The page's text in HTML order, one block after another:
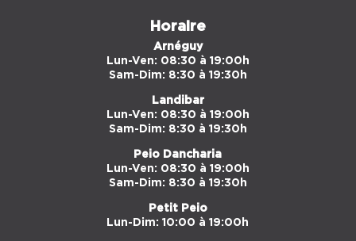
Horaire
Arnéguy
Lun-Ven: 08:30 à 19:00h
Sam-Dim: 8:30 à 19:30h
Landibar
Lun-Ven: 08:30 à 19:00h
Sam-Dim: 8:30 à 19:30h
Peio Dancharia
Lun-Ven: 08:30 à 19:00h
Sam-Dim: 8:30 à 19:30h
Petit Peio
Lun-Dim: 10:00 à 19:00h